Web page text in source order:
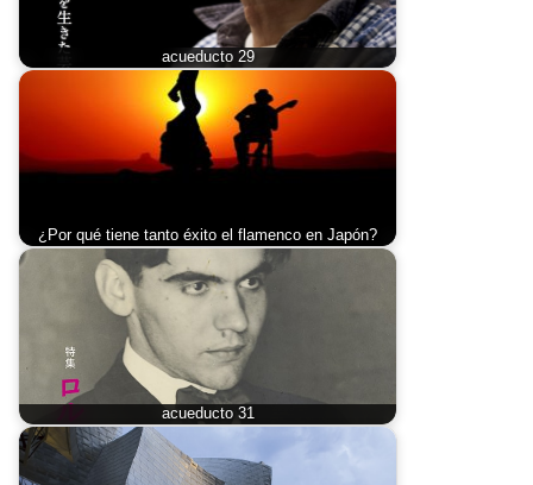
acueducto 29
¿Por qué tiene tanto éxito el flamenco en Japón?
acueducto 31